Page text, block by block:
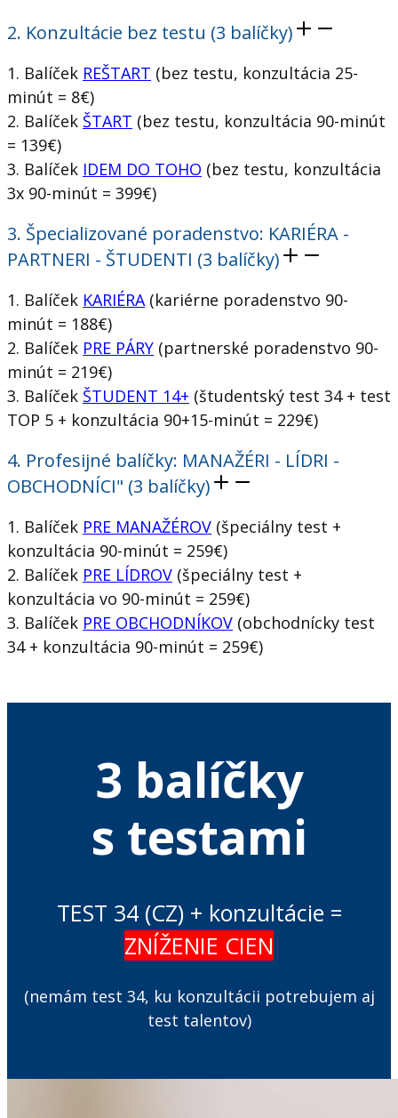
2. Konzultácie bez testu (3 balíčky)
1. Balíček REŠTART (bez testu, konzultácia 25-
minút = 8€)
2. Balíček ŠTART (bez testu, konzultácia 90-minút
= 139€)
3. Balíček IDEM DO TOHO (bez testu, konzultácia
3x 90-minút = 399€)
3. Špecializované poradenstvo: KARIÉRA -
PARTNERI - ŠTUDENTI (3 balíčky)
1. Balíček KARIÉRA(kariérne poradenstvo 90-
minút = 188€)
2. Balíček PRE PÁRY (partnerské poradenstvo 90-
minút = 219€)
3. Balíček ŠTUDENT 14+ (študentský test 34 + test
TOP 5 + konzultácia 90+15-minút = 229€)
4. Profesijné balíčky: MANAŽÉRI - LÍDRI -
OBCHODNÍCI" (3 balíčky)
1. Balíček PRE MANAŽÉROV (špeciálny test +
konzultácia 90-minút = 259€)
2. Balíček PRE LÍDROV (špeciálny test +
konzultácia vo 90-minút = 259€)
3. Balíček PRE OBCHODNÍKOV (obchodnícky test
34 + konzultácia 90-minút = 259€)
3 balíčky
s testami
TEST 34 (CZ) + konzultácie =
ZNÍŽENIE CIEN
(nemám test 34, ku konzultácii potrebujem aj
test talentov)